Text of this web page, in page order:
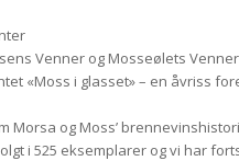
Venner og Mosseølets
«Moss i glasset» – en åvriss
og Moss’
solgt i 525 eksemplarer og vi har